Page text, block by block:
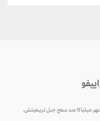
ميلياكا عند سفح جبل تريبفيتش.